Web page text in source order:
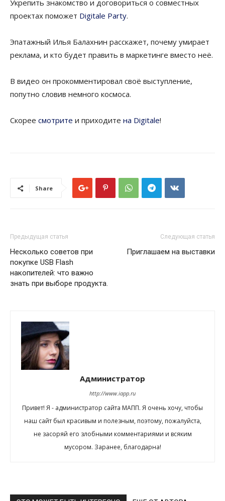
Укрепить знакомство и договориться о совместных
проектах поможет Digitale Party.
Эпатажный Илья Балахнин расскажет, почему умирает
реклама, и кто будет править в маркетинге вместо неё.
В видео он прокомментировал своё выступление,
попутно словив немного космоса.
Скорее смотрите и приходите на Digitale!
Share
Предыдущая статья
Несколько советов при
покупке USB Flash
накопителей: что важно
знать при выборе продукта.
Следующая статья
Приглашаем на выставки
Администратор
http://www.iapp.ru
Привет! Я - администратор сайта МАПП. Я очень хочу, чтобы
наш сайт был красивым и полезным, поэтому, пожалуйста,
не засоряй его злобными комментариями и всяким
мусором. Заранее, благодарна!